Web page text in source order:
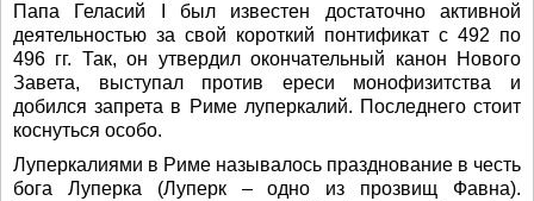
Папа Геласий I был известен достаточно активной
деятельностью за свой короткий понтификат с 492 по
496 гг. Так, он утвердил окончательный канон Нового
Завета, выступал против ереси монофизитства и
добился запрета в Риме луперкалий. Последнего стоит
коснуться особо.
Луперкалиями в Риме называлось празднование в честь
бога Луперка (Луперк – одно из прозвищ Фавна).